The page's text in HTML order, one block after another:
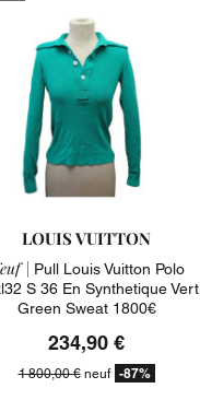
LOUIS VUITTON
| Pull Louis Vuitton Polo
S 36 En Synthetique Vert
Green Sweat 1800€
234,90 €
1 800,00 €neuf -87%